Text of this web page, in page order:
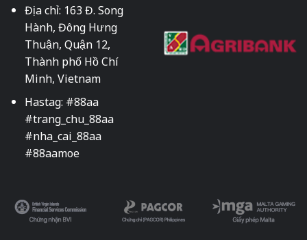
Địa chỉ: 163 Đ. Song
Hành, Đông Hưng
Thuận, Quận 12,
Thành phố Hồ Chí
Minh, Vietnam
Hastag: #88aa
#trang_chu_88aa
#nha_cai_88aa
#88aamoe